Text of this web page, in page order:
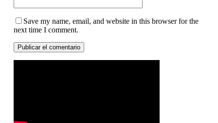
Save my name, email, and website in this browser for the
next time I comment.